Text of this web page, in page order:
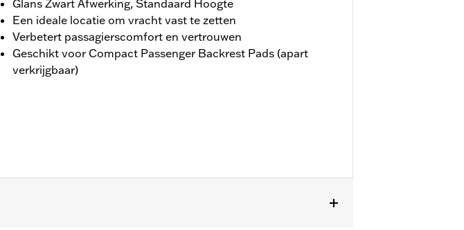
Glans Zwart Afwerking, Standaard Hoogte
Een ideale locatie om vracht vast te zetten
Verbetert passagierscomfort en vertrouwen
Geschikt voor Compact Passenger Backrest Pads (apart
verkrijgbaar)